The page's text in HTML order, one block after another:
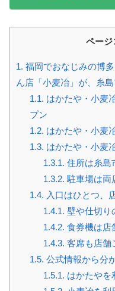
ページ
1. 福岡でおなじみの博
ん店「小麦冶」が、糸
1.1. はかたや・小麦
プン
1.2. はかたや・小麦
1.3. はかたや・小麦
1.3.1. 住所は糸島
1.3.2. 駐車場は両
1.4. 入口はひとつ、
1.4.1. 壁や仕切り
1.4.2. 食券機は店
1.4.3. 客席も店舗
1.5. 公式情報から分
1.5.1. はかたやを